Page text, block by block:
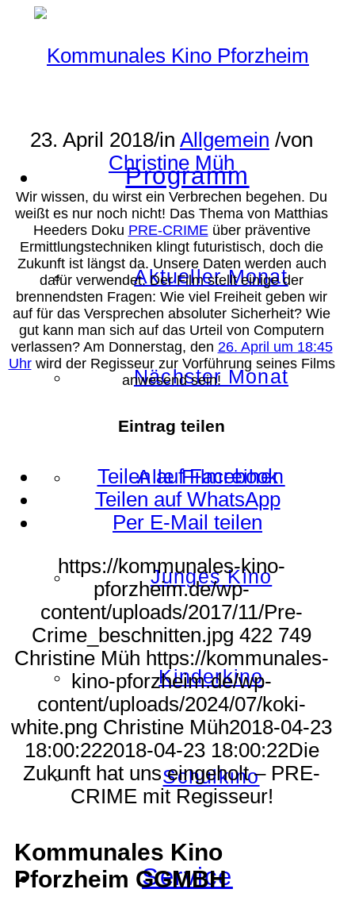
Programm
Aktueller Monat
Nächster Monat
Alle Filmreihen
Junges Kino
Kinderkino
Schulkino
Service
23. April 2018/in Allgemein /von
Christine Müh
Wir wissen, du wirst ein Verbrechen begehen. Du
weißt es nur noch nicht! Das Thema von Matthias
Heeders Doku PRE-CRIMEüber präventive
Ermittlungstechniken klingt futuristisch, doch die
Zukunft ist längst da. Unsere Daten werden auch
dafür verwendet. Der Film stellt einige der
brennendsten Fragen: Wie viel Freiheit geben wir
auf für das Versprechen absoluter Sicherheit? Wie
gut kann man sich auf das Urteil von Computern
verlassen? Am Donnerstag, den 26. April um 18:45
Uhrwird der Regisseur zur Vorführung seines Films
anwesend sein!
Eintrag teilen
Teilen auf Facebook
Teilen auf WhatsApp
Per E-Mail teilen
https://kommunales-kino-
pforzheim.de/wp-
content/uploads/2017/11/Pre-
Crime_beschnitten.jpg 422 749
Christine Müh https://kommunales-
kino-pforzheim.de/wp-
content/uploads/2024/07/koki-
white.png Christine Müh2018-04-23
18:00:222018-04-23 18:00:22Die
Zukunft hat uns eingeholt – PRE-
CRIME mit Regisseur!
Kommunales Kino
Pforzheim GGMBH